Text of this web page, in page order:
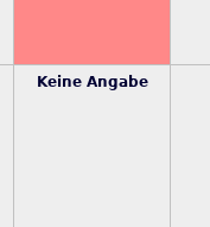
Keine Angabe